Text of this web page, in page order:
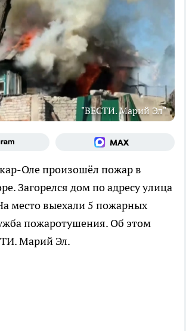
"ВЕСТИ. Марий Эл"
Оле произошёл пожар в
Загорелся дом по адресу улица
место выехали 5 пожарных
пожаротушения. Об этом
Марий Эл.